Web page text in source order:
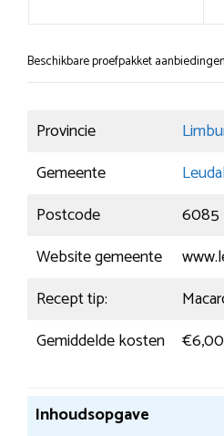
Beschikbare proefpakket
Provincie
Gemeente
Postcode
6085
Website gemeente
Recept tip:
Gemiddelde kosten
€6,00
Inhoudsopgave